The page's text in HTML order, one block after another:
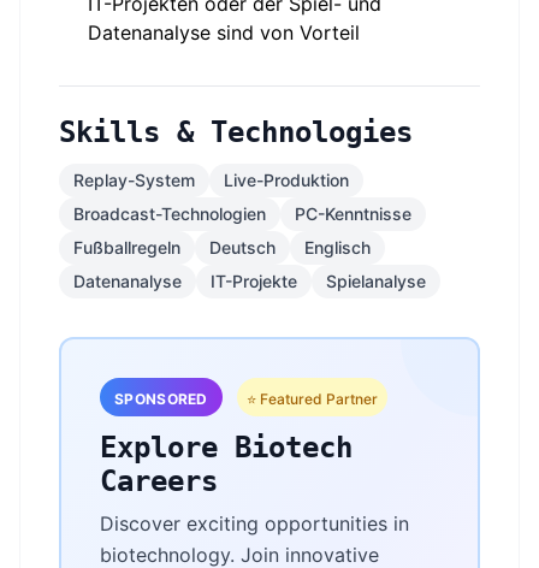
Datenanalyse sind von Vorteil
Skills & Technologies
Replay-System
Live-Produktion
Broadcast-Technologien
PC-Kenntnisse
Fußballregeln
Deutsch
Englisch
Datenanalyse
IT-Projekte Spielanalyse
SPONSORED ⭐ Featured Partner
Explore Biotech
Careers
Discover exciting opportunities in
biotechnology. Join innovative